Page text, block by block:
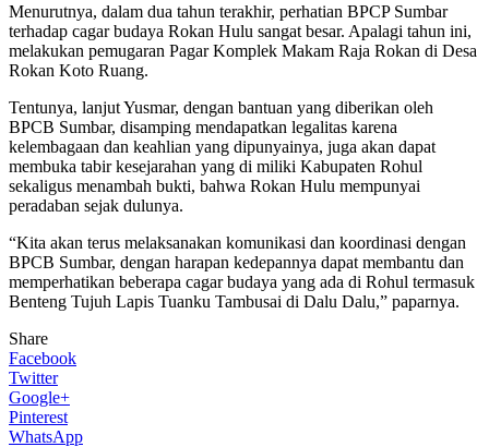
Menurutnya, dalam dua tahun terakhir, perhatian BPCP Sumbar
terhadap cagar budaya Rokan Hulu sangat besar. Apalagi tahun ini,
melakukan pemugaran Pagar Komplek Makam Raja Rokan di Desa
Rokan Koto Ruang.
Tentunya, lanjut Yusmar, dengan bantuan yang diberikan oleh
BPCB Sumbar, disamping mendapatkan legalitas karena
kelembagaan dan keahlian yang dipunyainya, juga akan dapat
membuka tabir kesejarahan yang di miliki Kabupaten Rohul
sekaligus menambah bukti, bahwa Rokan Hulu mempunyai
peradaban sejak dulunya.
“Kita akan terus melaksanakan komunikasi dan koordinasi dengan
BPCB Sumbar, dengan harapan kedepannya dapat membantu dan
memperhatikan beberapa cagar budaya yang ada di Rohul termasuk
Benteng Tujuh Lapis Tuanku Tambusai di Dalu Dalu,” paparnya.
Share
Facebook
Twitter
Google+
Pinterest
WhatsApp